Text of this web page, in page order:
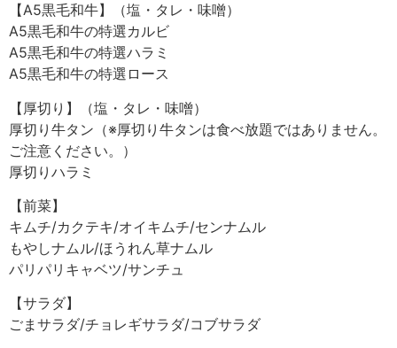
【A5黒毛和牛】（塩・タレ・味噌）
A5黒毛和牛の特選カルビ
A5黒毛和牛の特選ハラミ
A5黒毛和牛の特選ロース
【厚切り】（塩・タレ・味噌）
厚切り牛タン（※厚切り牛タンは食べ放題ではありません。
ご注意ください。）
厚切りハラミ
【前菜】
キムチ/カクテキ/オイキムチ/センナムル
もやしナムル/ほうれん草ナムル
パリパリキャベツ/サンチュ
【サラダ】
ごまサラダ/チョレギサラダ/コブサラダ